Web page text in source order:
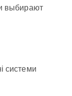
выбирают
системи